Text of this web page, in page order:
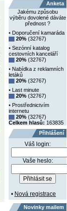
Anketa
Jakému způsobu
výběru dovolené dáváte
přednost ?
• Doporučení kamaráda
20% (32767)
• Sezónní katalog
cestovních kanceláří
20% (32767)
• Nabídka z reklamních
letáků
20% (32767)
• Last minute
20% (32767)
• Prostřednictvím
internetu
20% (32767)
Celkem hlasů: 163835
Přihlášení
Váš login:
Vaše heslo:
• Nová registrace
Novinky mailem